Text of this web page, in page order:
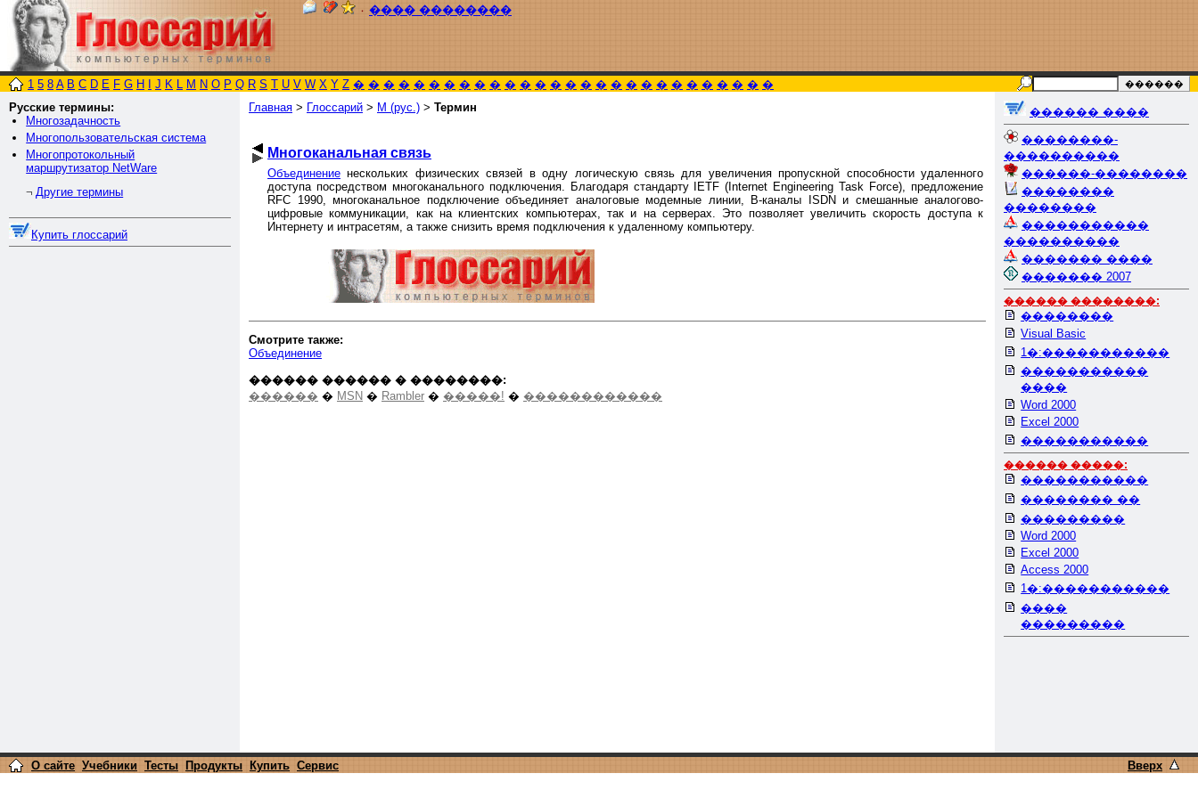
٠ ���� ��������
1 5 8 A B C D E F G H J K L M N O P Q R S T U V W X Y Z � � � � � � � � � � � � � � � � � � � � � � � � � � � �
Русские термины:
Многозадачность
Многопользовательская система
Многопротокольный
маршрутизатор NetWare
¬ Другие термины
Купить глоссарий
Главная > Глоссарий > М (рус.) > Термин
Многоканальная связь
Объединение нескольких физических связей в одну логическую связь для увеличения пропускной способности удаленного
доступа посредством многоканального подключения. Благодаря стандарту IETF (Internet Engineering Task Force), предложение
RFC 1990, многоканальное подключение объединяет аналоговые модемные линии, B-каналы ISDN и смешанные аналогово-
цифровые коммуникации, как на клиентских компьютерах, так и на серверах. Это позволяет увеличить скорость доступа к
Интернету и интрасетям, а также снизить время подключения к удаленному компьютеру.
Смотрите также:
Объединение
������ ������ � ��������:
������ � MSN � Rambler � �����! � ������������
������ ����
��������-
����������
������-��������
��������
��������
�����������
����������
������� ����
������� 2007
������ ��������:
��������
Visual Basic
1�:�����������
�����������
����
Word 2000
Excel 2000
�����������
������ �����:
�����������
�������� ��
���������
Word 2000
Excel 2000
Access 2000
1�:�����������
����
���������
О сайте Учебники Тесты Продукты Купить Сервис Вверх